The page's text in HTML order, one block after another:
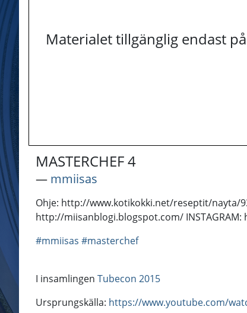
Materialet tillgänglig endast
MASTERCHEF 4
― mmiisas
Ohje: http://www.kotikokki.net/reseptit/nayta/
http://miisanblogi.blogspot.com/
#mmiisas #masterchef
I insamlingen Tubecon 2015
Ursprungskälla: https://www.youtube.com/